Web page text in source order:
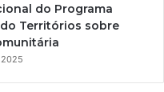
do Programa
Territórios sobre